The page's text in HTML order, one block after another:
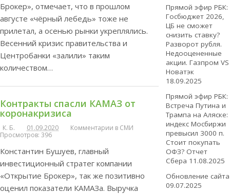
Брокер», отмечает, что в прошлом
августе «чёрный лебедь» тоже не
прилетал, а осенью рынки укреплялись.
Весенний кризис правительства и
Центробанки «залили» таким
количеством…
Контракты спасли КАМАЗ от
коронакризиса
К. Б. 01.09.2020
Комментарии в СМИ
Просмотров: 396
Константин Бушуев, главный
инвестиционный стратег компании
«Открытие Брокер», так же позитивно
оценил показатели КАМАЗа. Выручка
Прямой эфир РБК:
Госбюджет 2026,
ЦБ не сможет
снизить ставку?
Разворот рубля.
Недооцененные
акции. Газпром VS
Новатэк
18.09.2025
Прямой эфир РБК:
Встреча Путина и
Трампа на Аляске:
индекс Мосбиржи
превысил 3000 п.
Стоит покупать
ОФЗ? Отчет
Сбера 11.08.2025
Обновление сайта
09.07.2025